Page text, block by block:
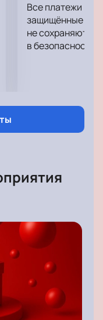
Все платежи
защищённые
не сохраняются
в безопасности.